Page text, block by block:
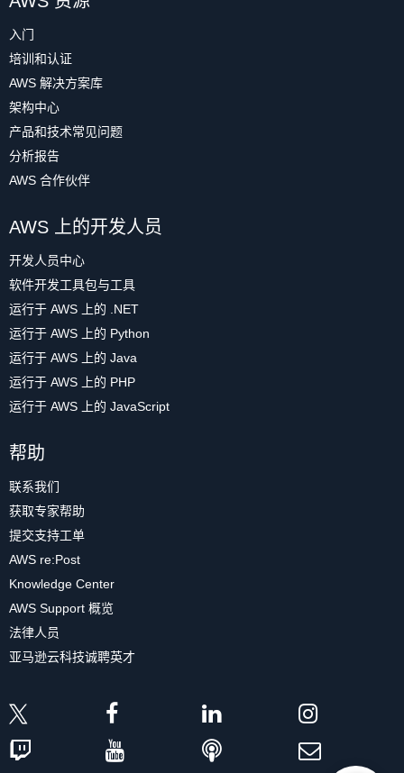
入门
培训和认证
AWS 解决方案库
架构中心
产品和技术常见问题
分析报告
AWS 合作伙伴
AWS 上的开发人员
开发人员中心
软件开发工具包与工具
运行于 AWS 上的 .NET
运行于 AWS 上的 Python
运行于 AWS 上的 Java
运行于 AWS 上的 PHP
运行于 AWS 上的 JavaScript
帮助
联系我们
获取专家帮助
提交支持工单
AWS re:Post
Knowledge Center
AWS Support 概览
法律人员
亚马逊云科技诚聘英才